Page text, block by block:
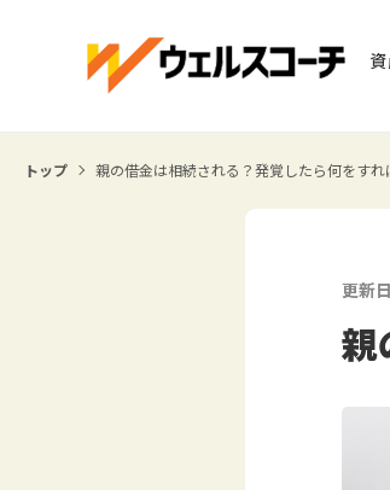
トップ 親の借金は相続される？発覚したら何をすれ
更新
親